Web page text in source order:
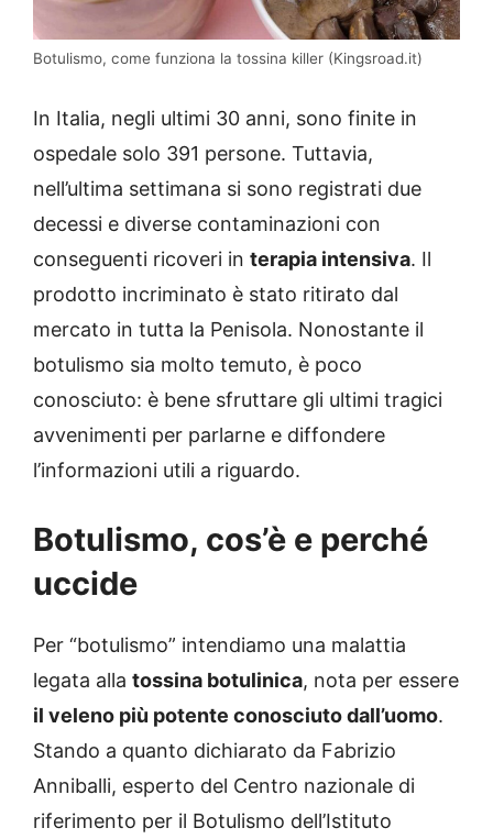
Botulismo, come funziona la tossina killer (Kingsroad.it)
In Italia, negli ultimi 30 anni, sono finite in
ospedale solo 391 persone. Tuttavia,
nell’ultima settimana si sono registrati due
decessi e diverse contaminazioni con
conseguenti ricoveri in terapia intensiva. Il
prodotto incriminato è stato ritirato dal
mercato in tutta la Penisola. Nonostante il
botulismo sia molto temuto, è poco
conosciuto: è bene sfruttare gli ultimi tragici
avvenimenti per parlarne e diffondere
l’informazioni utili a riguardo.
Botulismo, cos’è e perché
uccide
Per “botulismo” intendiamo una malattia
legata alla tossina botulinica, nota per essere
il veleno più potente conosciuto dall’uomo.
Stando a quanto dichiarato da Fabrizio
Anniballi, esperto del Centro nazionale di
riferimento per il Botulismo dell’Istituto